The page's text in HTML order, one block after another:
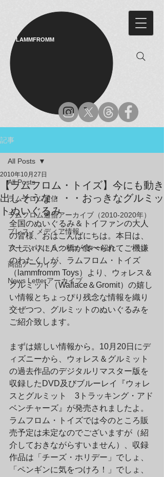
LAMMFROMM​
記事
All Posts
ラムフロム通信
ラムフロム通信アーカイブ（2010-2020年）
プレス・メディア情報
アーティスト＆クリエイター紹介
商品アーカイブ
News Letterアーカイブ
All Posts
【ラムフロム・トイズ】今にも動き
出しそうな・・・おっきなグルミッ
トぬいぐるみ
2010年10月27日
全国のぬいぐるみ＆トイファンの大人
の皆様、おはこんばにちは。本日は、
久しぶりに八つ橋が食べられてご機嫌
のわたくしが、ラムフロム・トイズ
（lammfromm Toys）より、ウォレス＆
グルミット（Wallace＆Gromit）の嬉し
い情報とちょっぴり残念な情報を織り
交ぜつつ、グルミットのぬいぐるみを
ご紹介致します。
まずは嬉しい情報から。10月20日にデ
ィズニーから、ウォレス＆グルミット
の過去作品のデジタルリマスター版を
収録したDVD及びブルーレイ『ウォレ
スとグルミット　3トラッキング・アド
ベンチャーズ』が発売されましたよ。
ラムフロム・トイズでは今のところ販
売予定は未定なのでございますが（紹
介しておきながらすいません）、収録
作品は「チーズ・ホリデー」でしょ、
「ペンギンに気をつけろ！」でしょ、